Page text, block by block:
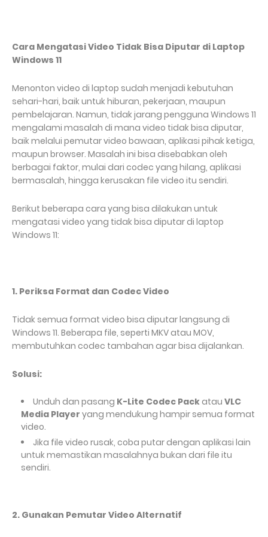
Cara Mengatasi Video Tidak Bisa Diputar di Laptop
Windows 11
Menonton video di laptop sudah menjadi kebutuhan
sehari-hari, baik untuk hiburan, pekerjaan, maupun
pembelajaran. Namun, tidak jarang pengguna Windows 11
mengalami masalah di mana video tidak bisa diputar,
baik melalui pemutar video bawaan, aplikasi pihak ketiga,
maupun browser. Masalah ini bisa disebabkan oleh
berbagai faktor, mulai dari codec yang hilang, aplikasi
bermasalah, hingga kerusakan file video itu sendiri.
Berikut beberapa cara yang bisa dilakukan untuk
mengatasi video yang tidak bisa diputar di laptop
Windows 11:
1. Periksa Format dan Codec Video
Tidak semua format video bisa diputar langsung di
Windows 11. Beberapa file, seperti MKV atau MOV,
membutuhkan codec tambahan agar bisa dijalankan.
Solusi:
Unduh dan pasang K-Lite Codec Packatau VLC
Media Player yang mendukung hampir semua format
video.
Jika file video rusak, coba putar dengan aplikasi lain
untuk memastikan masalahnya bukan dari file itu
sendiri.
2. Gunakan Pemutar Video Alternatif